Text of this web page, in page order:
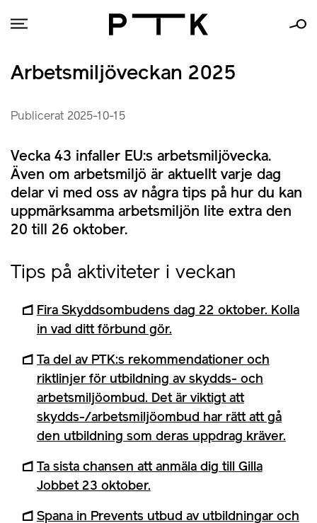
Arbetsmiljöveckan 2025
Publicerat 2025-10-15
Vecka 43 infaller EU:s arbetsmiljövecka.
Även om arbetsmiljö är aktuellt varje dag
delar vi med oss av några tips på hur du kan
uppmärksamma arbetsmiljön lite extra den
20 till 26 oktober.
Tips på aktiviteter i veckan
Fira Skyddsombudens dag 22 oktober. Kolla
in vad ditt förbund gör.
Ta del av PTK:s rekommendationer och
riktlinjer för utbildning av skydds- och
arbetsmiljöombud. Det är viktigt att
skydds-/arbetsmiljöombud har rätt att gå
den utbildning som deras uppdrag kräver.
Ta sista chansen att anmäla dig till Gilla
Jobbet 23 oktober.
Spana in Prevents utbud av utbildningar och